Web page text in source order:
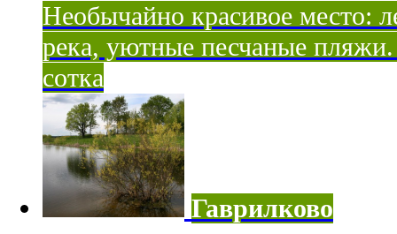
Необычайно красивое место:
река, уютные песчаные
сотка
Гаврилково